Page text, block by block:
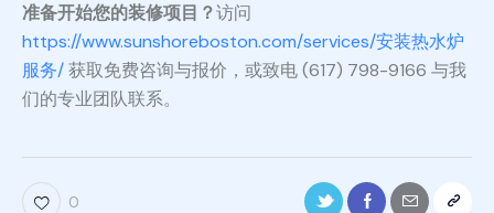
准备开始您的装修项目？访问
https://www.sunshoreboston.com/services/安装热水炉
服务/获取免费咨询与报价，或致电 (617) 798-9166 与我
们的专业团队联系。
0